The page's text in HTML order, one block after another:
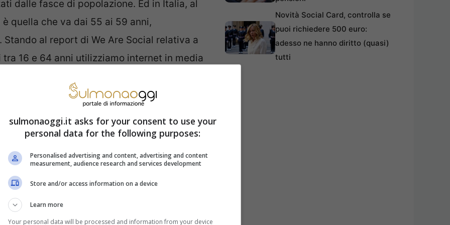
dalle fasce di popolazione. Ed in Italia, al
quella che va dai 55 ai 59 anni,
Stando al report di We Are Social relativa a
16 e 64 anni utilizziamo internet in media
è poco significativo: internet è
e di apprendimento, oltre che
Allora scorporando il dato, il
suddivisione. In media, gli Italiani
network.
è Whatsapp. Mentre a livello di
una diversa tendenza. In media, chi
al mese. Segue YouTube che occupa
Novità Social Card, controlla se
puoi richiedere 500 euro:
adesso ne hanno diritto (quasi)
tutti
sulmonaoggi.it asks for your consent to use your
personal data for the following purposes:
Personalised advertising and content, advertising and content
measurement, audience research and services development
Store and/or access information on a device
Learn more
Your personal data will be processed and information from your device